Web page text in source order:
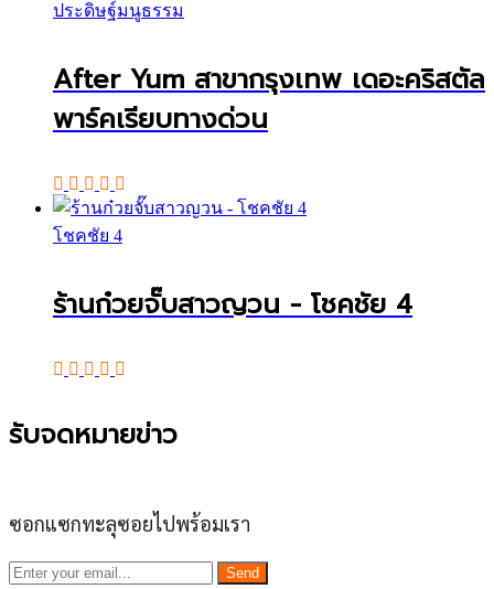
ประดิษฐ์มนูธรรม
After Yum สาขากรุงเทพ เดอะคริสตัล
พาร์คเรียบทางด่วน
โชคชัย 4
ร้านก๋วยจั๊บสาวญวน - โชคชัย 4
รับจดหมายข่าว
ซอกแซกทะลุซอยไปพร้อมเรา
Send